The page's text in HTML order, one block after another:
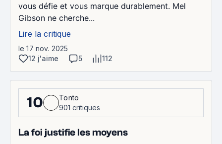
vous défie et vous marque durablement. Mel
Gibson ne cherche...
Lire la critique
le 17 nov. 2025
12 j'aime
5 112
10
Tonto
901 critiques
La foi justifie les moyens